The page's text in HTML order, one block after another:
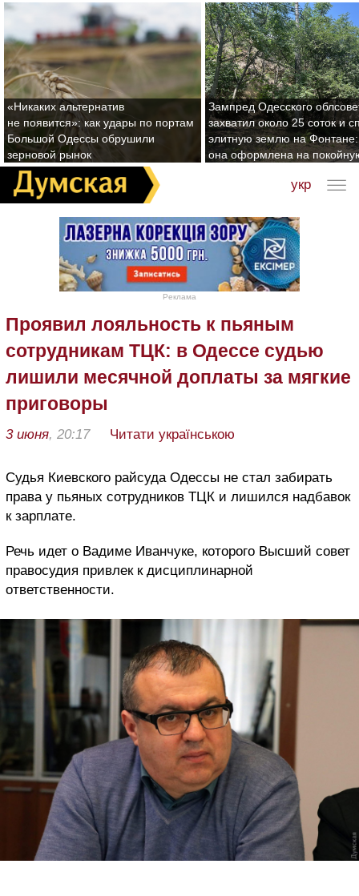
«Никаких альтернатив
не появится»: как удары по портам
Большой Одессы обрушили
зерновой рынок
Зампред Одесского
захватил около 25 соток и
элитную землю на Фонтане:
она оформлена на
укр
Реклама
Проявил лояльность к пьяным
сотрудникам ТЦК: в Одессе судью
лишили месячной доплаты за мягкие
приговоры
3 июня, 20:17 Читати українською
Судья Киевского райсуда Одессы не стал забирать
права у пьяных сотрудников ТЦК и лишился надбавок
к зарплате.
Речь идет о Вадиме Иванчуке, которого Высший совет
правосудия привлек к дисциплинарной
ответственности.